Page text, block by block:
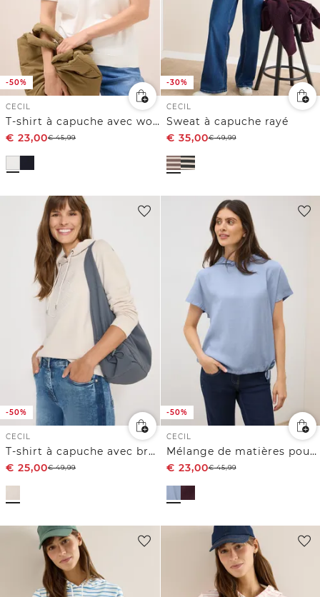
-50%
CECIL
T-shirt à capuche avec wording
€ 23,00€45,99
-30%
CECIL
Sweat à capuche rayé
€ 35,00€49,99
-50%
CECIL
T-shirt à capuche avec broderie
€ 25,00€49,99
-50%
CECIL
Mélange de matières pour le sweat à capuche
€ 23,00€45,99